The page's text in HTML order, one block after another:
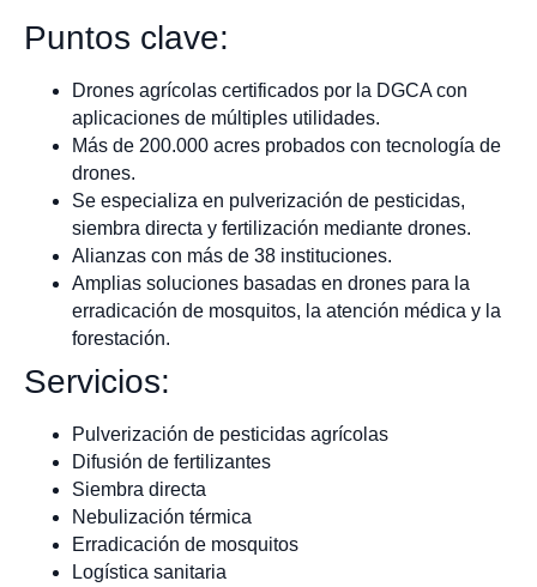
Puntos clave:
Drones agrícolas certificados por la DGCA con
aplicaciones de múltiples utilidades.
Más de 200.000 acres probados con tecnología de
drones.
Se especializa en pulverización de pesticidas,
siembra directa y fertilización mediante drones.
Alianzas con más de 38 instituciones.
Amplias soluciones basadas en drones para la
erradicación de mosquitos, la atención médica y la
forestación.
Servicios:
Pulverización de pesticidas agrícolas
Difusión de fertilizantes
Siembra directa
Nebulización térmica
Erradicación de mosquitos
Logística sanitaria